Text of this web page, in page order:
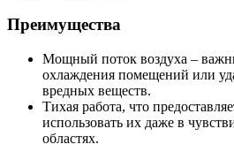
Преимущества
Мощный поток воздуха –
охлаждения помещений или
вредных веществ.
Тихая работа, что
использовать их даже в
областях.